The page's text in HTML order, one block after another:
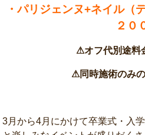
・パリジェンヌ+ネイ
２０
⚠オフ代別途料
⚠同時施術のみ
3月から4月にかけて卒業式・入